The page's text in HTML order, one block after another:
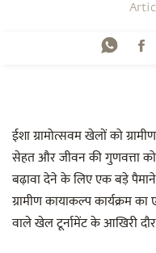
ईशा ग्रामोत्सवम खेलों को
सेहत और जीवन की गुणवत्ता
बढ़ावा देने के लिए एक बड़े
ग्रामीण कायाकल्प कार्यक्रम
वाले खेल टूर्नामेंट के आखिरी